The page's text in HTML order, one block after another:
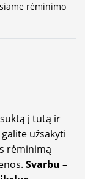
rėminimo
į tutą ir
užsakyti
rėminimą
Svarbu –